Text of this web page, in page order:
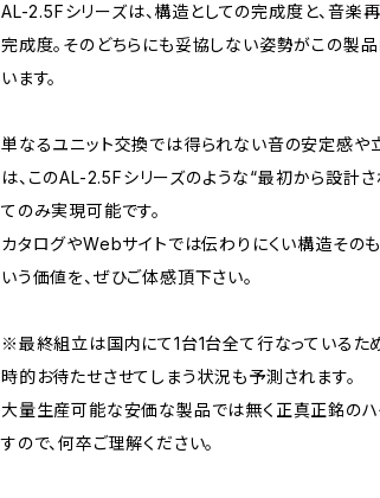
AL-2.5Fシリーズは、構造としての完成度と、音楽
完成度。そのどちらにも妥協しない姿勢がこの製
います。
単なるユニット交換では得られない音の安定感や
は、このAL-2.5Fシリーズのような“最初から設計さ
てのみ実現可能です。
カタログやWebサイトでは伝わりにくい構造その
いう価値を、ぜひご体感頂下さい。
※最終組立は国内にて1台1台全て行なっているた
時的お待たせさせてしまう状況も予測されます。
大量生産可能な安価な製品では無く正真正銘のハ
すので、何卒ご理解ください。